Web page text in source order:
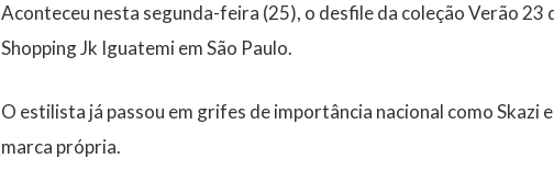
Aconteceu nesta segunda-feira (25), o desfile da coleção Verão
Shopping Jk Iguatemi em São Paulo.
O estilista já passou em grifes de importância nacional como Skazi
marca própria.